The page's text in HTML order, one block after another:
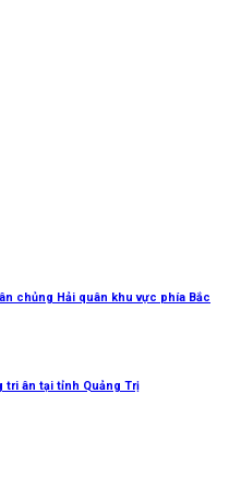
chủng Hải quân khu vực phía Bắc
tri ân tại tỉnh Quảng Trị